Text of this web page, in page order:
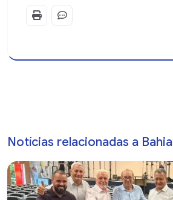
Notícias relacionadas a Bahia